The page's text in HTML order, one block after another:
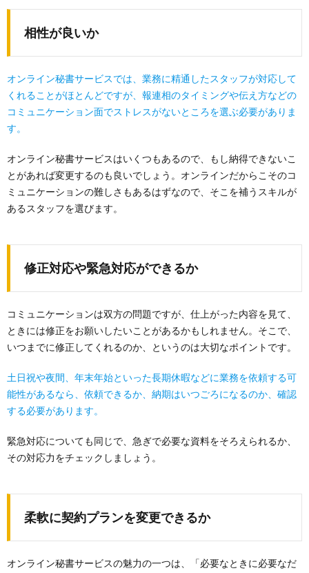
相性が良いか
オンライン秘書サービスでは、業務に精通したスタッフが対応して
くれることがほとんどですが、報連相のタイミングや伝え方などの
コミュニケーション面でストレスがないところを選ぶ必要がありま
す。
オンライン秘書サービスはいくつもあるので、もし納得できないこ
とがあれば変更するのも良いでしょう。オンラインだからこそのコ
ミュニケーションの難しさもあるはずなので、そこを補うスキルが
あるスタッフを選びます。
修正対応や緊急対応ができるか
コミュニケーションは双方の問題ですが、仕上がった内容を見て、
ときには修正をお願いしたいことがあるかもしれません。そこで、
いつまでに修正してくれるのか、というのは大切なポイントです。
土日祝や夜間、年末年始といった長期休暇などに業務を依頼する可
能性があるなら、依頼できるか、納期はいつごろになるのか、確認
する必要があります。
緊急対応についても同じで、急ぎで必要な資料をそろえられるか、
その対応力をチェックしましょう。
柔軟に契約プランを変更できるか
オンライン秘書サービスの魅力の一つは、「必要なときに必要なだ